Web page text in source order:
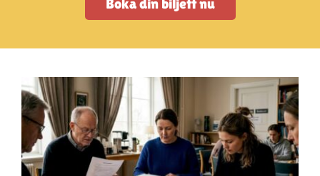
Vanliga frågor
Mitt konto
Boka din biljett nu